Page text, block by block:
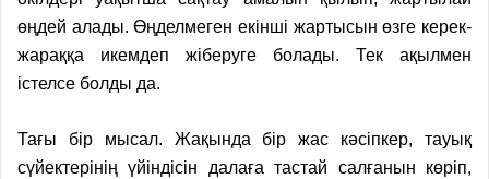
өңдей алады. Өңделмеген екінші жартысын өзге керек-
жараққа икемдеп жіберуге болады. Тек ақылмен
істелсе болды да.
Тағы бір мысал. Жақында бір жас кәсіпкер, тауық
сүйектерінің үйіндісін далаға тастай салғанын көріп,